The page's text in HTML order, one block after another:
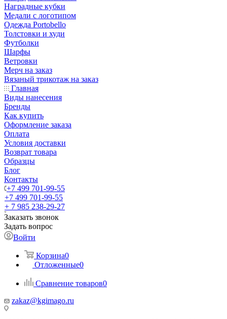
Наградные кубки
Медали с логотипом
Одежда Portobello
Толстовки и худи
Футболки
Шарфы
Ветровки
Мерч на заказ
Вязаный трикотаж на заказ
Главная
Виды нанесения
Бренды
Как купить
Оформление заказа
Оплата
Условия доставки
Возврат товара
Образцы
Блог
Контакты
+7 499 701-99-55
+7 499 701-99-55
+ 7 985 238-29-27
Заказать звонок
Задать вопрос
Войти
Корзина0
Отложенные0
Сравнение товаров0
zakaz@kgimago.ru